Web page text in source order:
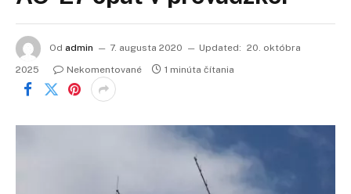
Od admin 7. augusta 2020 Updated: 20. októbra
2025
Nekomentované 1 minúta čítania